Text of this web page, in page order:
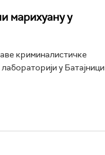
марихуану у
криминалистичке
лабораторији у Батајници